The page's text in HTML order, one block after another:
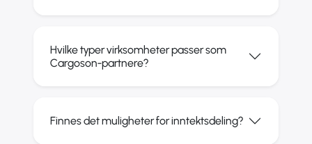
Hvilke typer virksomheter passer som
Cargoson-partnere?
Finnes det muligheter for inntektsdeling?